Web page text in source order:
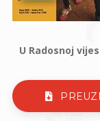
U Radosnoj